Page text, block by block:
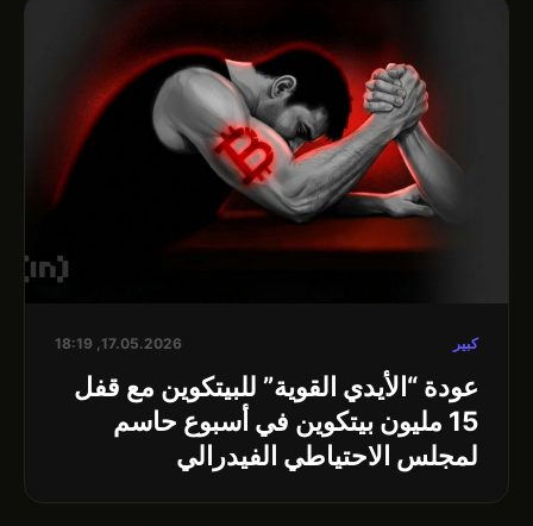
كبير 17.05.2026, 18:19
عودة “الأيدي القوية” للبيتكوين مع قفل
15 مليون بيتكوين في أسبوع حاسم
لمجلس الاحتياطي الفيدرالي